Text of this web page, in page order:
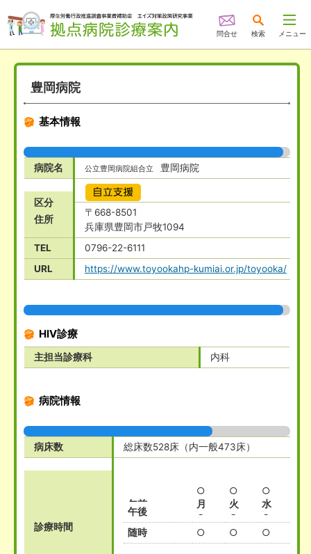
問合せ 検索 メニュー
豊岡病院
基本情報
病院名 公立豊岡病院組合立 豊岡病院
区分
自立支援
住所
〒668-8501
兵庫県豊岡市戸牧1094
TEL
0796-22-6111
URL
https://www.toyookahp-kumiai.or.jp/toyooka/
HIV診療
主担当診療科 内科
病院情報
病床数 総床数528床（内一般473床）
診療時間
月 火 水
午前
○ ○ ○
午後
○ ○ ○
随時
○ ○ ○